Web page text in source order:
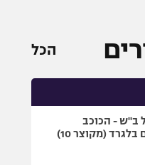
אולימפי
הכל
ב"ש - הכוכב
(מקוצר 10)